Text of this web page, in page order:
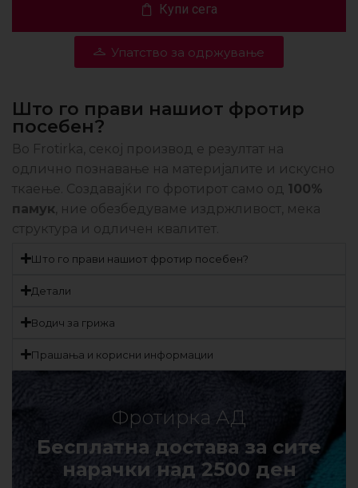
Купи сега
Упатство за одржување
Што го прави нашиот фротир
посебен?
Во Frotirka, секој производ е резултат на
одлично познавање на материјалите и искусно
ткаење. Создавајќи го фротирот само од 100%
памук , ние обезбедуваме издржливост, мека
структура и одличен квалитет.
Што го прави нашиот фротир посебен?
Детали
Водич за грижа
Прашања и корисни информации
Фротирка АД
Бесплатна достава за сите
нарачки над 2500 ден